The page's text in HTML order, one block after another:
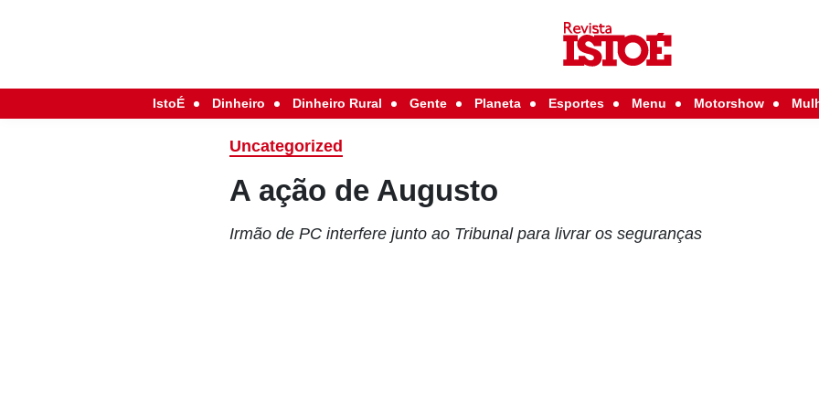
IstoÉ Dinheiro Dinheiro Rural Gente Planeta Esportes Menu Motorshow
Uncategorized
A ação de Augusto
Irmão de PC interfere junto ao Tribunal para livrar os seguranças